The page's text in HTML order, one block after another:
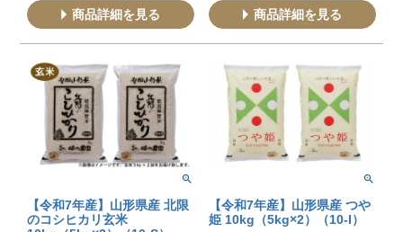
商品詳細を見る 商品詳細を見る
【令和7年産】山形県産 北限
のコシヒカリ玄米
【令和7年産】山形県産 つや
姫 10kg（5kg×2）（10-I）